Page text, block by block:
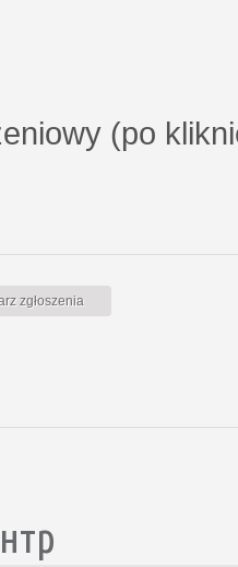
(po
zgłoszenia